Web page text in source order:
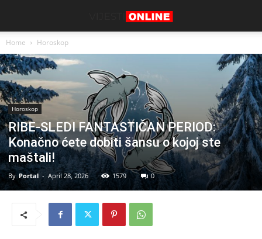
Home Horoskop
Horoskop
RIBE-SLEDI FANTASTIČAN PERIOD:
Konačno ćete dobiti šansu o kojoj ste
maštali!
By Portal - April 28, 2026 1579 0